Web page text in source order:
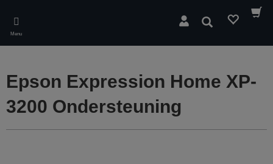
main
content
Menu
Zoeken
Epson Expression Home XP-
3200 Ondersteuning